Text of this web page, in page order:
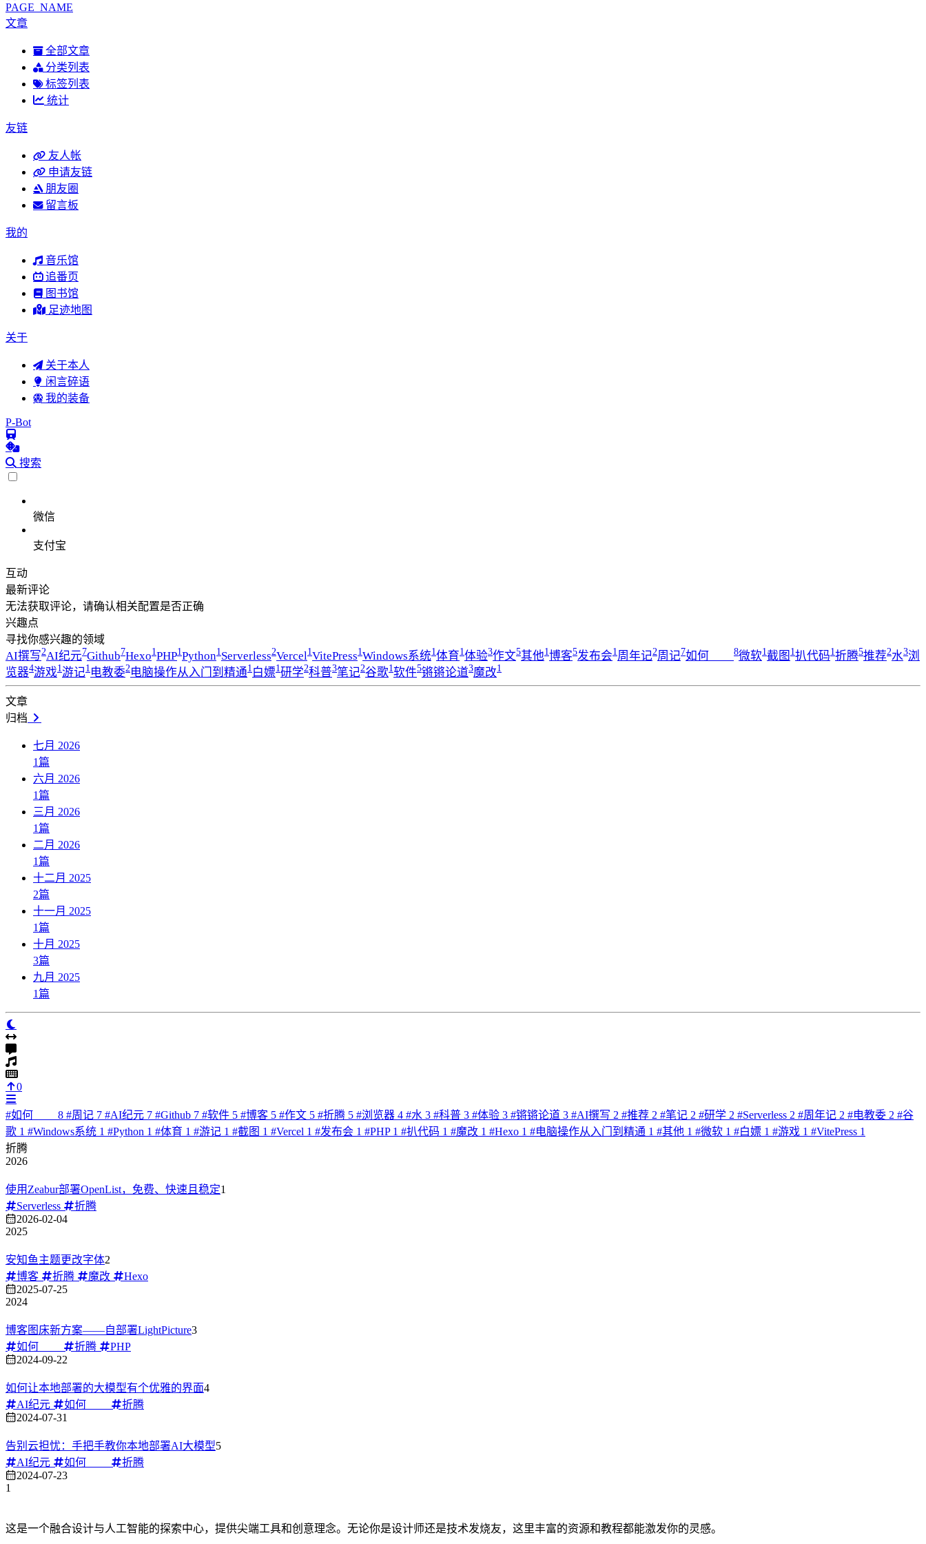
PAGE_NAME
文章
全部文章
分类列表
标签列表
统计
友链
友人帐
申请友链
朋友圈
留言板
我的
音乐馆
追番页
图书馆
足迹地图
关于
关于本人
闲言碎语
我的装备
P-Bot
搜索
微信
支付宝
互动
最新评论
无法获取评论，请确认相关配置是否正确
兴趣点
寻找你感兴趣的领域
AI撰写2AI纪元7Github7Hexo1PHP1Python1Serverless2Vercel1VitePress1Windows系统1体育1体验3作文5其他1博客5发布会1周年记2周记7如何____ 8微软1截图 1扒代码1折腾5推荐2水3浏
览器4游戏1游记1 电教委2电脑操作从入门到精通1 白嫖1研学2科普3笔记2谷歌1软件5锵锵论道3魔改1
文章
归档
七月 2026
1篇
六月 2026
1篇
三月 2026
1篇
二月 2026
1篇
十二月 2025
2篇
十一月 2025
1篇
十月 2025
3篇
九月 2025
1篇
0
#如何____ 8 #周记 7 #AI纪元 7 #Github 7 #软件 5 #博客 5 #作文 5 #折腾 5 #浏览器 4 #水 3 #科普 3 #体验 3 #锵锵论道 3 #AI撰写 2 #推荐 2 #笔记 2 #研学 2 #Serverless 2 #周年记 2 #电教委 2 #谷
歌 1 #Windows系统 1 #Python 1 #体育 1 #游记 1 #截图 1 #Vercel 1 #发布会 1 #PHP 1 #扒代码 1 #魔改 1 #Hexo 1 #电脑操作从入门到精通 1 #其他 1 #微软 1 #白嫖 1 #游戏 1 #VitePress 1
折腾
2026
使用Zeabur部署OpenList，免费、快速且稳定1
Serverless
折腾
2026-02-04
2025
安知鱼主题更改字体2
博客
折腾 魔改
Hexo
2025-07-25
2024
博客图床新方案——自部署LightPicture3
如何____
折腾
PHP
2024-09-22
如何让本地部署的大模型有个优雅的界面4
AI纪元
如何____
折腾
2024-07-31
告别云担忧：手把手教你本地部署AI大模型5
AI纪元
如何____
折腾
2024-07-23
1
这是一个融合设计与人工智能的探索中心，提供尖端工具和创意理念。无论你是设计师还是技术发烧友，这里丰富的资源和教程都能激发你的灵感。